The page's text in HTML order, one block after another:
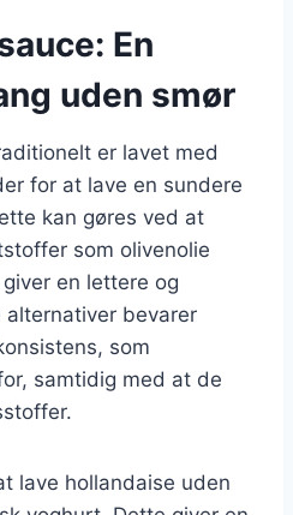
En
uden smør
er lavet med
for at lave en sundere
kan gøres ved at
som olivenolie
en lettere og
alternativer bevarer
som
samtidig med at de
lave hollandaise uden